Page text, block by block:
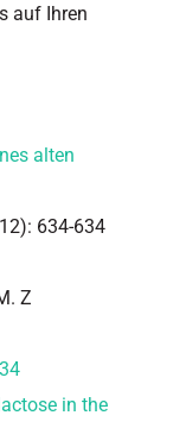
auf Ihren
alten
634-634
Z
in the